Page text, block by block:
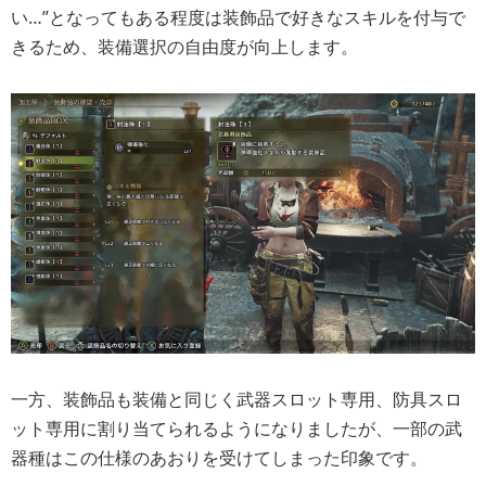
い…”となってもある程度は装飾品で好きなスキルを付与で
きるため、装備選択の自由度が向上します。
一方、装飾品も装備と同じく武器スロット専用、防具スロ
ット専用に割り当てられるようになりましたが、一部の武
器種はこの仕様のあおりを受けてしまった印象です。